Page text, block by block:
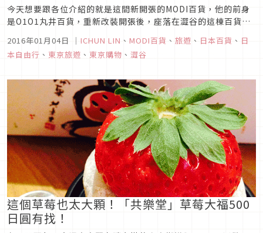
今天想要跟各位介紹的就是這間新開張的MODI百貨，他的前身
是O1O1丸井百貨，重新改裝開張後，座落在澀谷的這棟百貨，
face圖片來源位於1樓入口處的這間派專賣店，有包著牛肉或雞
肉的鹹派、也有包著蘋果、抹茶餡的甜派，不管是哪一個派，上
2016年01月04日 ｜ ICHUN LIN 、 MODI百貨 、 旅遊 、 日本百貨 、 日
本自由行 、 東京旅遊 、 東京購物 、 澀谷
這個草莓也太大顆！「共樂堂」草莓大福500
日圓有找！